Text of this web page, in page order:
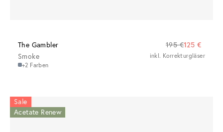
The Gambler 195 €125 €
Smoke
+2 Farben
inkl. Korrekturgläser
Sale
Acetate Renew